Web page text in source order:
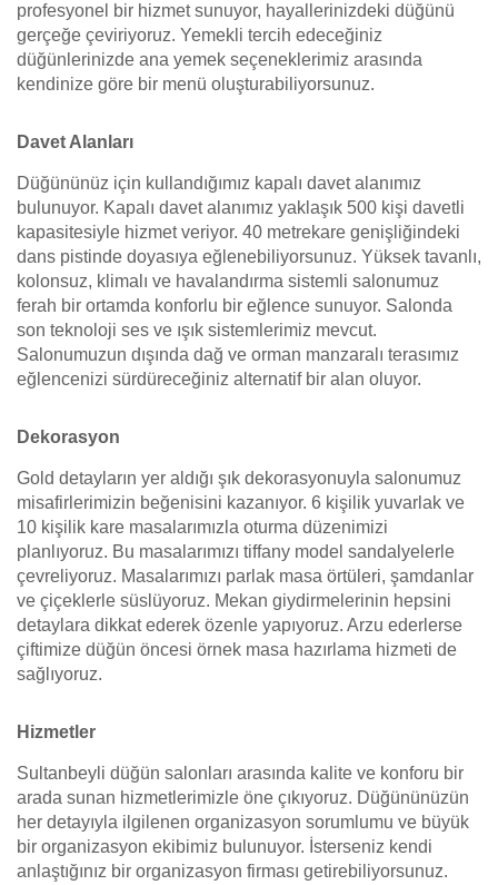
profesyonel bir hizmet sunuyor, hayallerinizdeki düğünü
gerçeğe çeviriyoruz. Yemekli tercih edeceğiniz
düğünlerinizde ana yemek seçeneklerimiz arasında
kendinize göre bir menü oluşturabiliyorsunuz.
Davet Alanları
Düğününüz için kullandığımız kapalı davet alanımız
bulunuyor. Kapalı davet alanımız yaklaşık 500 kişi davetli
kapasitesiyle hizmet veriyor. 40 metrekare genişliğindeki
dans pistinde doyasıya eğlenebiliyorsunuz. Yüksek tavanlı,
kolonsuz, klimalı ve havalandırma sistemli salonumuz
ferah bir ortamda konforlu bir eğlence sunuyor. Salonda
son teknoloji ses ve ışık sistemlerimiz mevcut.
Salonumuzun dışında dağ ve orman manzaralı terasımız
eğlencenizi sürdüreceğiniz alternatif bir alan oluyor.
Dekorasyon
Gold detayların yer aldığı şık dekorasyonuyla salonumuz
misafirlerimizin beğenisini kazanıyor. 6 kişilik yuvarlak ve
10 kişilik kare masalarımızla oturma düzenimizi
planlıyoruz. Bu masalarımızı tiffany model sandalyelerle
çevreliyoruz. Masalarımızı parlak masa örtüleri, şamdanlar
ve çiçeklerle süslüyoruz. Mekan giydirmelerinin hepsini
detaylara dikkat ederek özenle yapıyoruz. Arzu ederlerse
çiftimize düğün öncesi örnek masa hazırlama hizmeti de
sağlıyoruz.
Hizmetler
Sultanbeyli düğün salonları arasında kalite ve konforu bir
arada sunan hizmetlerimizle öne çıkıyoruz. Düğününüzün
her detayıyla ilgilenen organizasyon sorumlumu ve büyük
bir organizasyon ekibimiz bulunuyor. İsterseniz kendi
anlaştığınız bir organizasyon firması getirebiliyorsunuz.